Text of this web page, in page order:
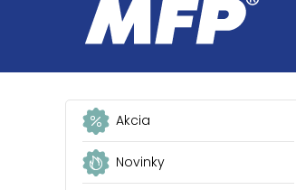
Akcia
Novinky